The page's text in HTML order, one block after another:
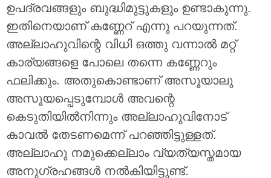
ഉപദ്രവങ്ങളും ബുദ്ധിമുട്ടുകളും ഉണ്ടാകുന്നു.
ഇതിനെയാണ് കണ്ണേറ് എന്നു പറയുന്നത്.
അല്ലാഹുവിന്റെ വിധി ഒത്തു വന്നാല്‍ മറ്റ്
കാര്യങ്ങളെ പോലെ തന്നെ കണ്ണേറും
ഫലിക്കും. അതുകൊണ്ടാണ് അസൂയാലു
അസൂയപ്പെടുമ്പോള്‍ അവന്റെ
കെടുതിയില്‍നിന്നും അല്ലാഹുവിനോട്
കാവല്‍ തേടണമെന്ന് പറഞ്ഞിട്ടുള്ളത്.
അല്ലാഹു നമുക്കെല്ലാം വ്യത്യസ്തമായ
അനുഗ്രഹങ്ങള്‍ നല്‍കിയിട്ടുണ്ട്.